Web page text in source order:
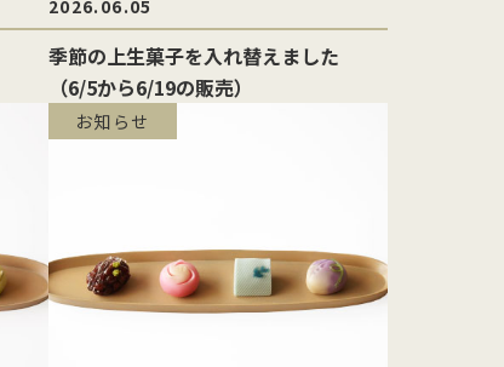
2026.06.05
季節の上生菓子を入れ替えました
（6/5から6/19の販売）
お知らせ